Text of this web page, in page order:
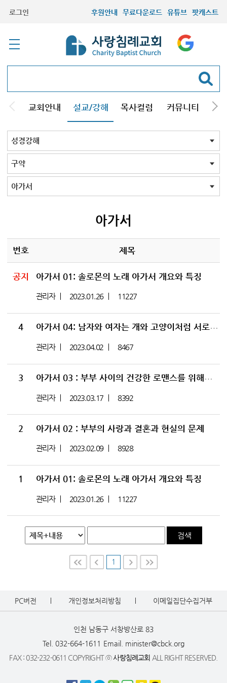
로그인 후원안내 무료다운로드 유튜브 팟캐스트
교회안내 설교/강해 목사컬럼 커뮤니티 기
주일설교
성경강해
시리즈설교
기타방송
성경강해 전체
신약
구약
성경맥잡기
구약 전체
창세기
창세기2026
욥기
예레미야
잠언
시편
전도서
아가서
아가서
번호 제목
공지 아가서 01: 솔로몬의 노래 아가서 개요와 특징
관리자 2023.01.26 11227
4 아가서 04: 남자와 여자는 개와 고양이처럼 서로 매우 다르다
관리자 2023.04.02 8467
3 아가서 03 : 부부 사이의 건강한 로맨스를 위해서는 친절과 존경이 필요하다
관리자 2023.03.17 8392
2 아가서 02 : 부부의 사랑과 결혼과 현실의 문제
관리자 2023.02.09 8928
1 아가서 01: 솔로몬의 노래 아가서 개요와 특징
관리자 2023.01.26 11227
검색
1
PC버전 개인정보처리방침 이메일집단수집거부
인천 남동구 서창방산로 83
Tel. 032-664-1611 Email. minister@cbck.org
FAX : 032-232-0611 COPYRIGHT ⓒ사랑침례교회 ALL RIGHT RESERVED.